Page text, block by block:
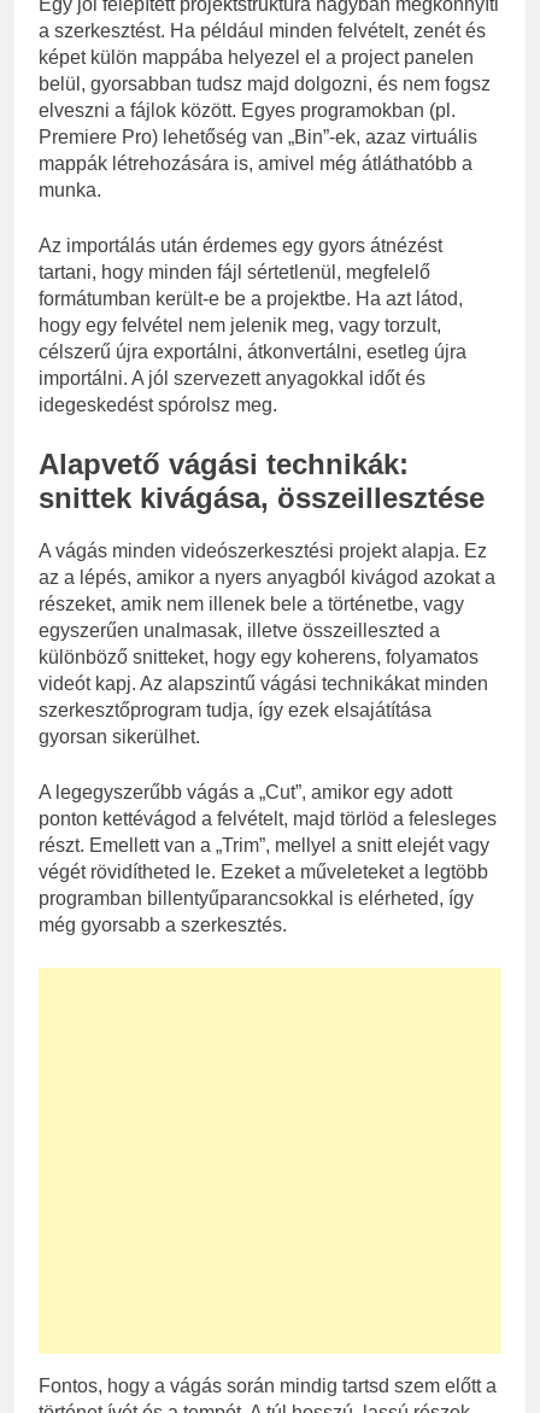
a szerkesztést. Ha például minden felvételt, zenét és
képet külön mappába helyezel el a project panelen
belül, gyorsabban tudsz majd dolgozni, és nem fogsz
elveszni a fájlok között. Egyes programokban (pl.
Premiere Pro) lehetőség van „Bin”-ek, azaz virtuális
mappák létrehozására is, amivel még átláthatóbb a
munka.
Az importálás után érdemes egy gyors átnézést
tartani, hogy minden fájl sértetlenül, megfelelő
formátumban került-e be a projektbe. Ha azt látod,
hogy egy felvétel nem jelenik meg, vagy torzult,
célszerű újra exportálni, átkonvertálni, esetleg újra
importálni. A jól szervezett anyagokkal időt és
idegeskedést spórolsz meg.
Alapvető vágási technikák:
snittek kivágása, összeillesztése
A vágás minden videószerkesztési projekt alapja. Ez
az a lépés, amikor a nyers anyagból kivágod azokat a
részeket, amik nem illenek bele a történetbe, vagy
egyszerűen unalmasak, illetve összeilleszted a
különböző snitteket, hogy egy koherens, folyamatos
videót kapj. Az alapszintű vágási technikákat minden
szerkesztőprogram tudja, így ezek elsajátítása
gyorsan sikerülhet.
A legegyszerűbb vágás a „Cut”, amikor egy adott
ponton kettévágod a felvételt, majd törlöd a felesleges
részt. Emellett van a „Trim”, mellyel a snitt elejét vagy
végét rövidítheted le. Ezeket a műveleteket a legtöbb
programban billentyűparancsokkal is elérheted, így
még gyorsabb a szerkesztés.
Fontos, hogy a vágás során mindig tartsd szem előtt a